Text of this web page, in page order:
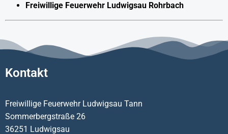
Freiwillige Feuerwehr Ludwigsau Rohrbach
Kontakt
Freiwillige Feuerwehr Ludwigsau Tann
Sommerbergstraße 26
36251 Ludwigsau